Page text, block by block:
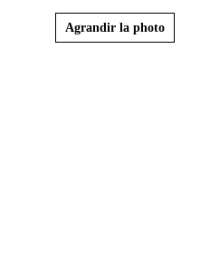
Agrandir la photo